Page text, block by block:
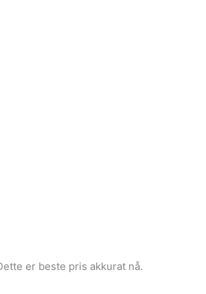
er beste pris akkurat nå.